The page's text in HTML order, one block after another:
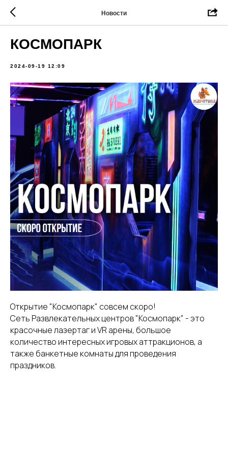
Новости
КОСМОПАРК
2024-09-19 12:09
Открытие "Космопарк" совсем скоро!
Сеть Развлекательных центров "Космопарк" - это
красочные лазертаг и VR арены, большое
количество интересных игровых аттракционов, а
также банкетные комнаты для проведения
праздников.